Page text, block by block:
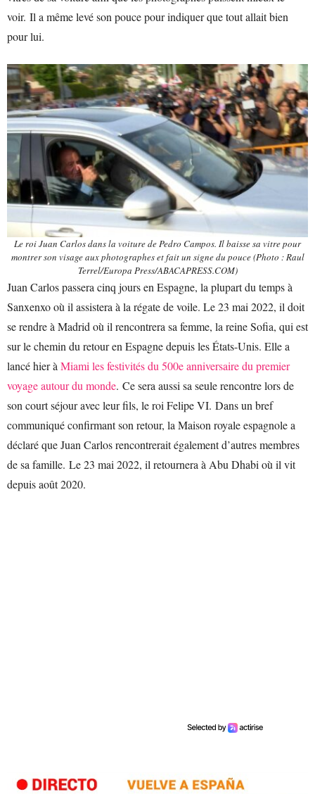
voir. Il a même levé son pouce pour indiquer que tout allait bien
pour lui.
Le roi Juan Carlos dans la voiture de Pedro Campos. Il baisse sa vitre pour
montrer son visage aux photographes et fait un signe du pouce (Photo : Raul
Terrel/Europa Press/ABACAPRESS.COM)
Juan Carlos passera cinq jours en Espagne, la plupart du temps à
Sanxenxo où il assistera à la régate de voile. Le 23 mai 2022, il doit
se rendre à Madrid où il rencontrera sa femme, la reine Sofia, qui est
sur le chemin du retour en Espagne depuis les États-Unis. Elle a
lancé hier à Miami les festivités du 500e anniversaire du premier
voyage autour du monde. Ce sera aussi sa seule rencontre lors de
son court séjour avec leur fils, le roi Felipe VI. Dans un bref
communiqué confirmant son retour, la Maison royale espagnole a
déclaré que Juan Carlos rencontrerait également d’autres membres
de sa famille. Le 23 mai 2022, il retournera à Abu Dhabi où il vit
depuis août 2020.